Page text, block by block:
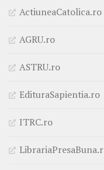
ActiuneaCatolica.ro
AGRU.ro
ASTRU.ro
EdituraSapientia.ro
ITRC.ro